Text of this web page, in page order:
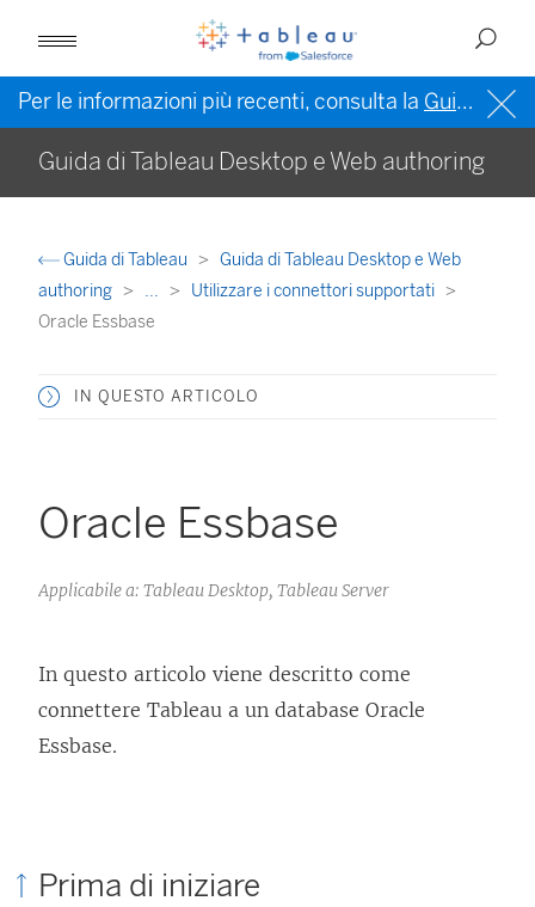
Per le informazioni più recenti, consulta la Guida di Tableau in inglese (Stati Uniti)
Guida di Tableau Desktop e Web authoring
Guida di Tableau
Guida di Tableau Desktop e Web
authoring
...
Utilizzare i connettori supportati
Oracle Essbase
IN QUESTO ARTICOLO
Oracle Essbase
Applicabile a: Tableau Desktop, Tableau Server
In questo articolo viene descritto come
connettere Tableau a un database Oracle
Essbase.
Prima di iniziare